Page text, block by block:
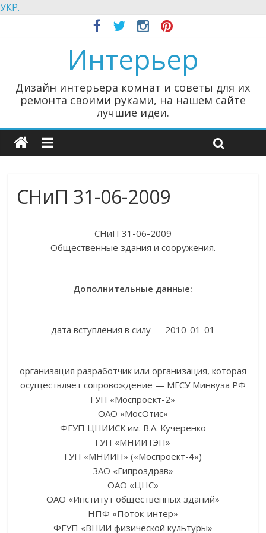
УКР.
Интерьер
Дизайн интерьера комнат и советы для их
ремонта своими руками, на нашем сайте
лучшие идеи.
СНиП 31-06-2009
СНиП 31-06-2009
Общественные здания и сооружения.
Дополнительные данные:
дата вступления в силу — 2010-01-01
организация разработчик или организация, которая
осуществляет сопровождение — МГСУ Минвуза РФ
ГУП «Моспроект-2»
ОАО «МосОтис»
ФГУП ЦНИИСК им. В.А. Кучеренко
ГУП «МНИИТЭП»
ГУП «МНИИП» («Моспроект-4»)
ЗАО «Гипроздрав»
ОАО «ЦНС»
ОАО «Институт общественных зданий»
НПФ «Поток-интер»
ФГУП «ВНИИ физической культуры»